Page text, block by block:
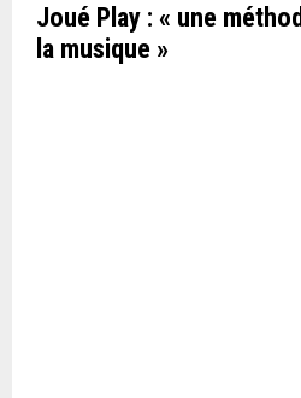
Joué Play : « une
la musique »